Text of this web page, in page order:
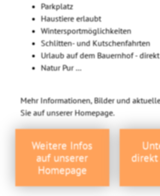
Parkplatz
Haustiere erlaubt
Wintersportmöglichkeiten
Schlitten- und Kutschenfahrten
Urlaub auf dem Bauernhof -
Natur Pur ...
Mehr Informationen, Bilder und
Sie auf unserer Homepage.
Weitere Infos
auf unserer
Homepage
direkt